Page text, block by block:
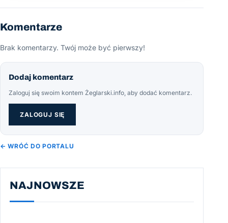
Komentarze
Brak komentarzy. Twój może być pierwszy!
Dodaj komentarz
Zaloguj się swoim kontem Żeglarski.info, aby dodać komentarz.
ZALOGUJ SIĘ
← WRÓĆ DO PORTALU
NAJNOWSZE